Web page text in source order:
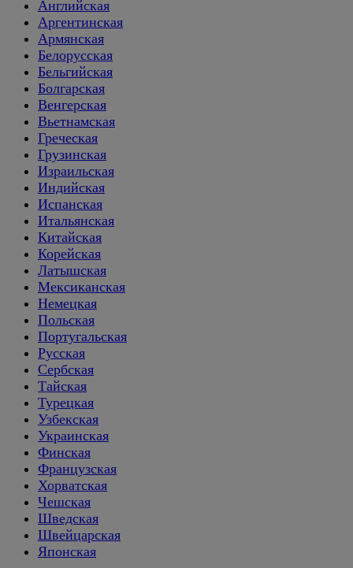
Английская
Аргентинская
Армянская
Белорусская
Бельгийская
Болгарская
Венгерская
Вьетнамская
Греческая
Грузинская
Израильская
Индийская
Испанская
Итальянская
Китайская
Корейская
Латышская
Мексиканская
Немецкая
Польская
Португальская
Русская
Сербская
Тайская
Турецкая
Узбекская
Украинская
Финская
Французская
Хорватская
Чешская
Шведская
Швейцарская
Японская